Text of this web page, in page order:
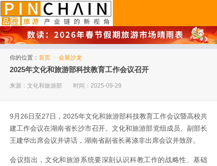
你的位置： 首页 > 会展沙龙
2025年文化和旅游部科技教育工作会议召开
来源：文化和旅游部 时间：2025-09-29
9月26日至27日，2025年文化和旅游部科技教育工作会议暨高校共
建工作会议在湖南省长沙市召开。文化和旅游部党组成员、副部长
王建华出席会议并讲话，湖南省副省长蒋涤非出席会议并致辞。
会议指出，文化和旅游系统要深刻认识科教工作的战略性、基础